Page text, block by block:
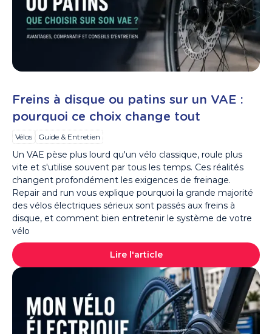
Freins à disque ou patins sur un VAE :
pourquoi ce choix change tout
Vélos Guide & Entretien
Un VAE pèse plus lourd qu'un vélo classique, roule plus
vite et s'utilise souvent par tous les temps. Ces réalités
changent profondément les exigences de freinage.
Repair and run vous explique pourquoi la grande majorité
des vélos électriques sérieux sont passés aux freins à
disque, et comment bien entretenir le système de votre
vélo
Lire l'article